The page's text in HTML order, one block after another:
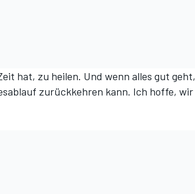
hat, zu heilen. Und wenn alles gut geht,
zurückkehren kann. Ich hoffe, wir